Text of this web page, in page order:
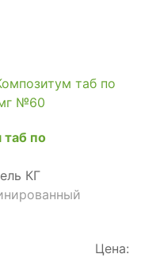
по
КГ
Цена: